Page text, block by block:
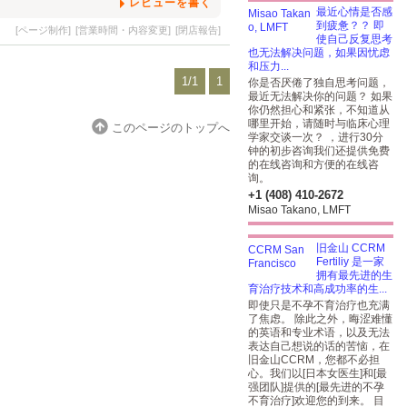
レビューを書く
[ページ制作] [営業時間・内容変更] [閉店報告]
1/1 1
このページのトップへ
最近心情是否感
到疲惫？？ 即
使自己反复思考
也无法解决问题，如果因忧虑
和压力...
你是否厌倦了独自思考问题，
最近无法解决你的问题？ 如果
你仍然担心和紧张，不知道从
哪里开始，请随时与临床心理
学家交谈一次？ ，进行30分
钟的初步咨询我们还提供免费
的在线咨询和方便的在线咨
询。
+1 (408) 410-2672
Misao Takano, LMFT
旧金山 CCRM
Fertiliy 是一家
拥有最先进的生
育治疗技术和高成功率的生...
即使只是不孕不育治疗也充满
了焦虑。 除此之外，晦涩难懂
的英语和专业术语，以及无法
表达自己想说的话的苦恼，在
旧金山CCRM，您都不必担
心。我们以[日本女医生]和[最
强团队]提供的[最先进的不孕
不育治疗]欢迎您的到来。 目